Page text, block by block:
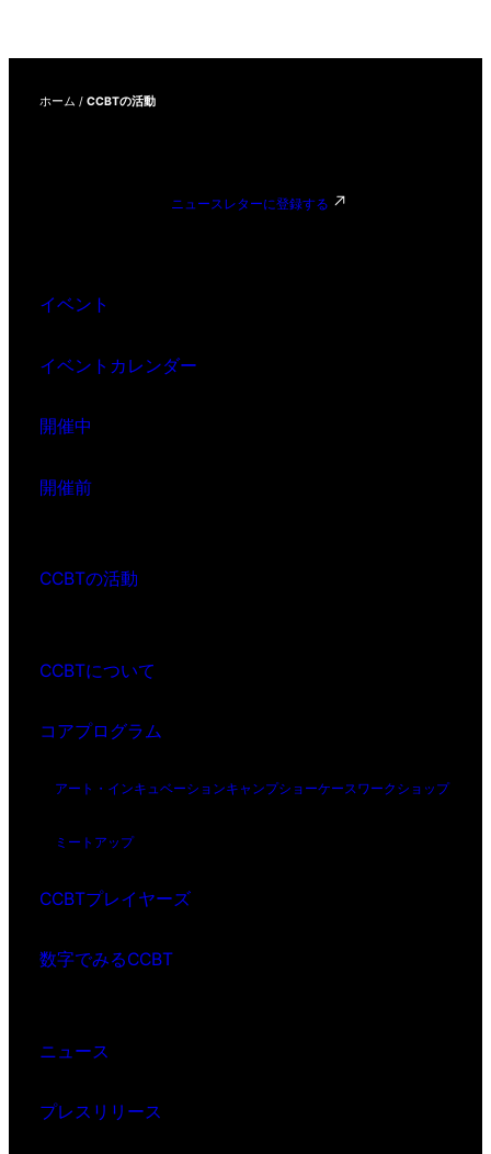
ホーム / CCBTの活動
ニュースレターに登録する
イベント
イベントカレンダー
開催中
開催前
CCBTの活動
CCBTについて
コアプログラム
アート・インキュベーションキャンプショーケースワークショップ
ミートアップ
CCBTプレイヤーズ
数字でみるCCBT
ニュース
プレスリリース